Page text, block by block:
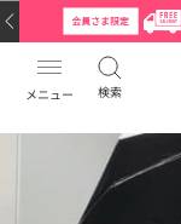
メニュー 検索